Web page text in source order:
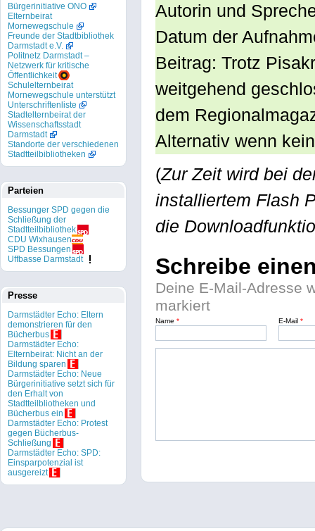
Autorin und
Datum der
Beitrag: Trotz
weitgehend
dem
Alternativ wenn
(Zur Zeit wird bei
installiertem Flash
die
Schreibe
Deine E-Mail-Adresse
markiert
Name * E-Mail *
Bürgerinitiative ONO
Elternbeirat
Mornewegschule
Freunde der Stadtbibliothek
Darmstadt e.V.
Politnetz Darmstadt –
Netzwerk für kritische
Öffentlichkeit
Schulelternbeirat
Mornewegschule unterstützt
Unterschriftenliste
Stadtelternbeirat der
Wissenschaftsstadt
Darmstadt
Standorte der verschiedenen
Stadtteilbibliotheken
Parteien
Bessunger SPD gegen die
Schließung der
Stadtteilbibliothek
CDU Wixhausen
SPD Bessungen
Uffbasse Darmstadt
Presse
Darmstädter Echo: Eltern
demonstrieren für den
Bücherbus
Darmstädter Echo:
Elternbeirat: Nicht an der
Bildung sparen
Darmstädter Echo: Neue
Bürgerinitiative setzt sich für
den Erhalt von
Stadtteilbliotheken und
Bücherbus ein
Darmstädter Echo: Protest
gegen Bücherbus-
Schließung
Darmstädter Echo: SPD:
Einsparpotenzial ist
ausgereizt